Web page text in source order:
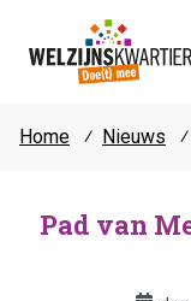
Home ⁄ Nieuws ⁄
Pad van